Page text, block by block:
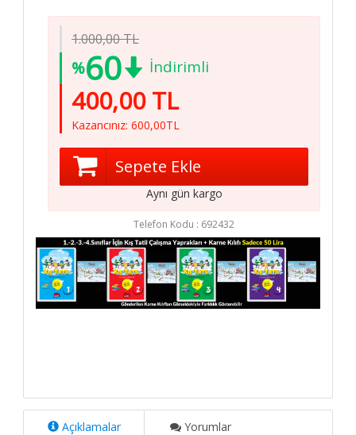
1.000,00 TL
%60 İndirimli
400,00 TL
Kazancınız: 600,00TL
Sepete Ekle
Aynı gün kargo
Telefon Kodu : 692432
Açıklamalar Yorumlar
Sipariş
Koşulları
Hakkımızda
Elit Kitap
Sosyal
Medya
/ elitkitap
/ elitkitap
/ elitkitap
/ elitkitap